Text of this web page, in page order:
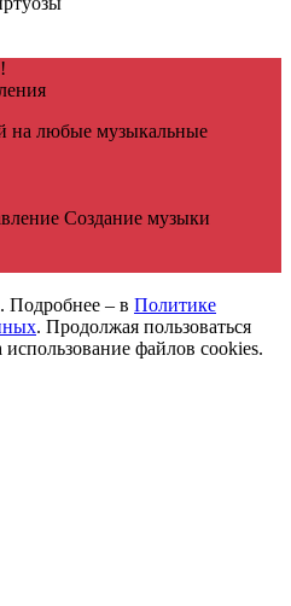
на любые музыкальные
Создание музыки
Подробнее – в Политике
. Продолжая пользоваться
файлов cookies.